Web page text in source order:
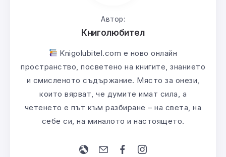
Автор:
Книголюбител
Knigolubitel.com е ново онлайн
пространство, посветено на книгите, знанието
и смисленото съдържание. Място за онези,
които вярват, че думите имат сила, а
четенето е път към разбиране – на света, на
себе си, на миналото и настоящето.